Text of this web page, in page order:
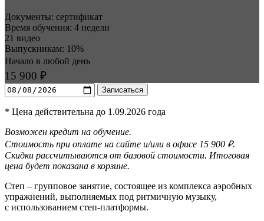
Документы: сертификат
Время обучения: 4 недели
21 видео
Выпускникам: 10%
Начало в любой день
15 900 ₽
Записаться
* Цена действительна до 1.09.2026 года
Возможен кредит на обучение.
Стоимость при оплате на сайте и/или в офисе 15 900 ₽.
Скидки рассчитываются от базовой стоимости. Итоговая
цена будет показана в корзине.
Степ – групповое занятие, состоящее из комплекса аэробных
упражнений, выполняемых под ритмичную музыку,
с использова­­нием степ-платформы.